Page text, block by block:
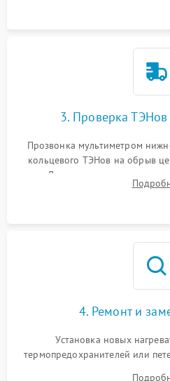
3. Проверка ТЭНов
Прозвонка мультиметром
кольцевого ТЭНов на обрыв
Диагностика термостата,
переключателя режимов
4. Ремонт и
Установка новых
термопредохранителей или